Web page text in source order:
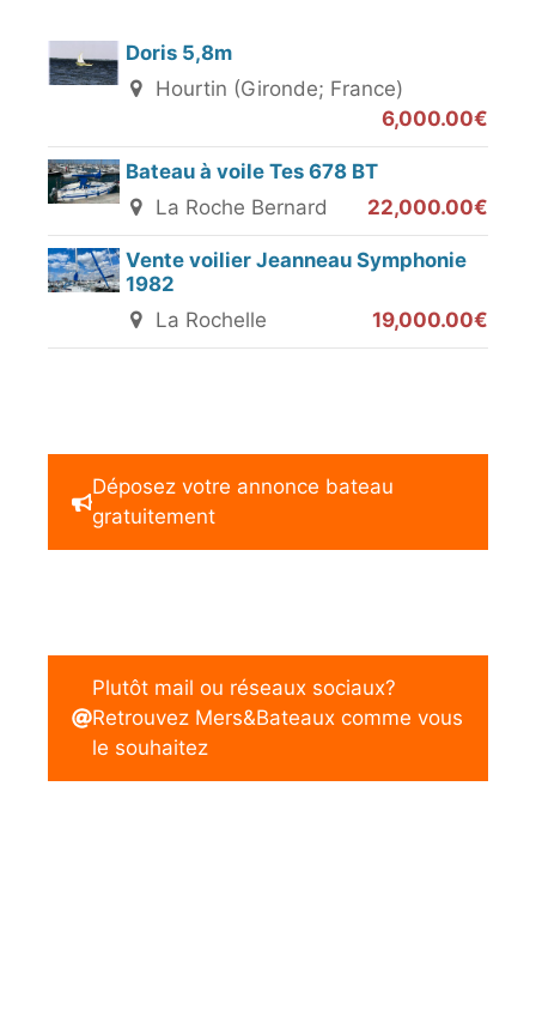
Doris 5,8m
Hourtin (Gironde; France)
6,000.00€
Bateau à voile Tes 678 BT
La Roche Bernard
22,000.00€
Vente voilier Jeanneau Symphonie
1982
La Rochelle
19,000.00€
Déposez votre annonce bateau
gratuitement
Plutôt mail ou réseaux sociaux?
Retrouvez Mers&Bateaux comme vous
le souhaitez